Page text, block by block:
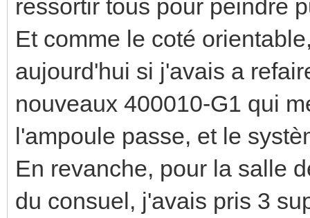
ressortir tous pour peindre
Et comme le coté
aujourd'hui si j'avais a
nouveaux 400010-G1 qui
l'ampoule passe, et le
En revanche, pour la salle
du consuel, j'avais pris 3